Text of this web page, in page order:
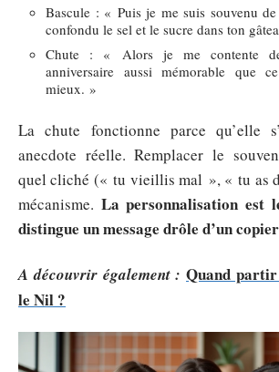
Bascule : « Puis je me suis souvenu
confondu le sel et le sucre dans ton
Chute : « Alors je me contente
anniversaire aussi mémorable que
mieux. »
La chute fonctionne parce qu’elle
anecdote réelle. Remplacer le
quel cliché (« tu vieillis mal », « tu as
mécanisme. La personnalisation est
distingue un message drôle d’un
A découvrir également : Quand
le Nil ?